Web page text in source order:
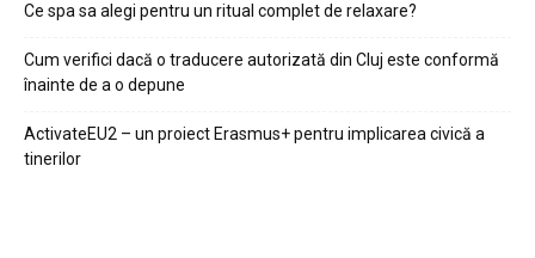
Ce spa sa alegi pentru un ritual complet de relaxare?
Cum verifici dacă o traducere autorizată din Cluj este conformă
înainte de a o depune
ActivateEU2 – un proiect Erasmus+ pentru implicarea civică a
tinerilor